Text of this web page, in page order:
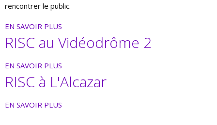
rencontrer le public.
EN SAVOIR PLUS
RISC au Vidéodrôme 2
EN SAVOIR PLUS
RISC à L'Alcazar
EN SAVOIR PLUS